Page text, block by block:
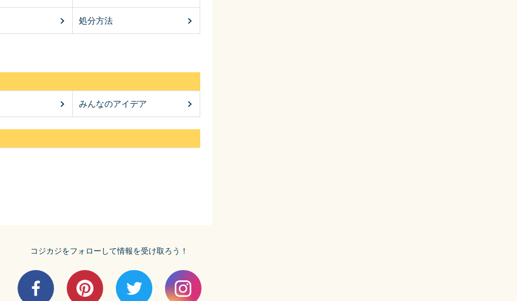
処分方法
みんなのアイデア
コジカジをフォローして情報を受け取ろう！